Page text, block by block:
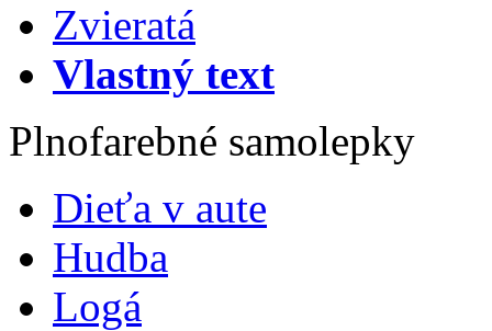
Zvieratá
Vlastný text
Plnofarebné samolepky
Dieťa v aute
Hudba
Logá